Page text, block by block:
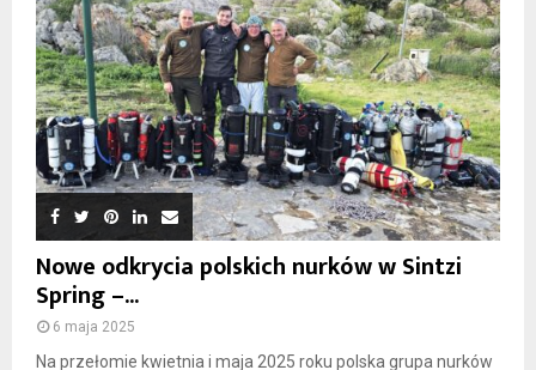
Nowe odkrycia polskich nurków w Sintzi
Spring –...
6 maja 2025
Na przełomie kwietnia i maja 2025 roku polska grupa nurków